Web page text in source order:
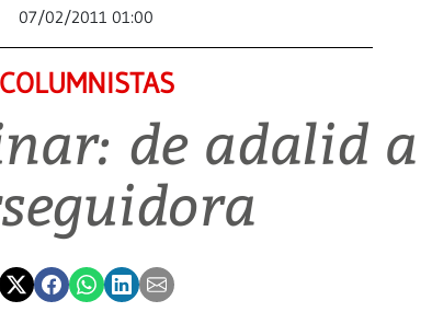
07/02/2011 01:00
COLUMNISTAS
de adalid a